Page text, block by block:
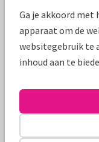
Deze kaart met een
Noordzee is
rouwkaart. Alle
Ga je akkoord met
apparaat om de
websitegebruik te
inhoud aan te